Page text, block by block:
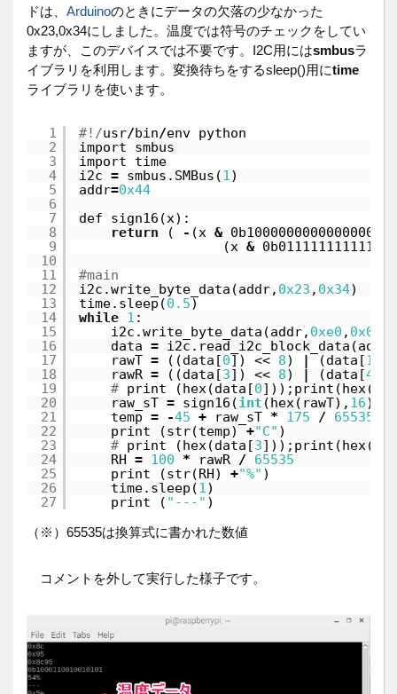
ドは、 Arduinoのときにデータの欠落の少なかった
0x23,0x34にしました。温度では符号のチェックをしてい
ますが、このデバイスでは不要です。I2C用にはsmbusラ
イブラリを利用します。変換待ちをするsleep()用にtime
ライブラリを使います。
1
2
3
4
5
6
7
8
9
10
11
12
13
14
15
16
17
18
19
20
21
22
23
24
25
26
27
#!/usr/bin/env python
import smbus
import time
i2c = smbus.SMBus(1)
addr=0x44
def sign16(x):
return
( - (x & 0b1000000000000000)
(x &
#main
i2c.write_byte_data(addr, 0x23 , 0x34)
time.sleep(0.5)
while 1 :
i2c.write_byte_data(addr, 0xe0 , 0x0
data = i2c.read_i2c_block_data(addr,
rawT = ((data[0]) << 8) | (data[1
rawR = ((data[3]) << 8) | (data[4
# print (hex(data[0
raw_sT = sign16(int (hex(rawT), 16))
temp = -45 + raw_sT * 175 /
65535
print (str(temp) +"C" )
# print (hex(data[3
RH = 100 * rawR /
65535
print (str(RH) +"%" )
time.sleep(1)
print ( "---" )
（※）65535は換算式に書かれた数値
コメントを外して実行した様子です。